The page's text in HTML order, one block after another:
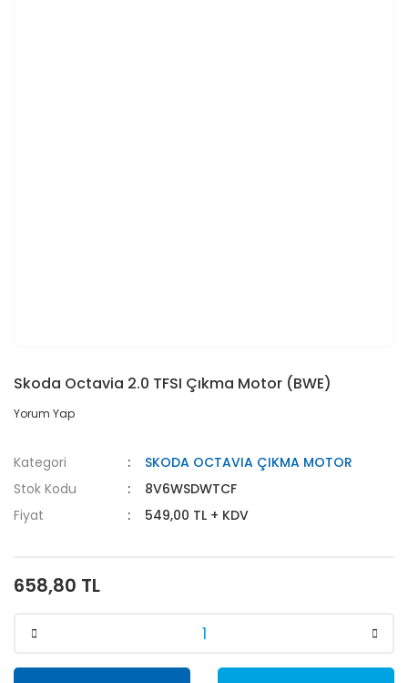
Skoda Octavia 2.0 TFSI Çıkma Motor (BWE)
Yorum Yap
Kategori
SKODA OCTAVIA ÇIKMA MOTOR
Stok Kodu
8V6WSDWTCF
Fiyat
549,00 TL + KDV
658,80 TL